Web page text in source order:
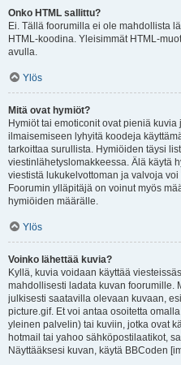
Onko HTML sallittu?
Ei. Tällä foorumilla ei ole mahdollista
HTML-koodina. Yleisimmät HTML-
avulla.
Ylös
Mitä ovat hymiöt?
Hymiöt tai emoticonit ovat pieniä
ilmaisemiseen lyhyitä koodeja
tarkoittaa surullista. Hymiöiden täysi
viestinlähetyslomakkeessa. Älä käytä
viestistä lukukelvottoman ja valvoja
Foorumin ylläpitäjä on voinut myös
hymiöiden määrälle.
Ylös
Voinko lähettää kuvia?
Kyllä, kuvia voidaan käyttää
mahdollisesti ladata kuvan foorumille.
julkisesti saatavilla olevaan kuvaan,
picture.gif. Et voi antaa osoitetta
yleinen palvelin) tai kuviin, jotka ovat
hotmail tai yahoo sähköpostilaatikot,
Näyttääksesi kuvan, käytä BBCoden